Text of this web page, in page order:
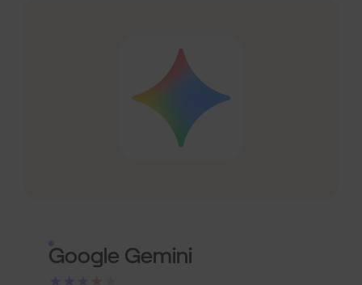
Google Gemini